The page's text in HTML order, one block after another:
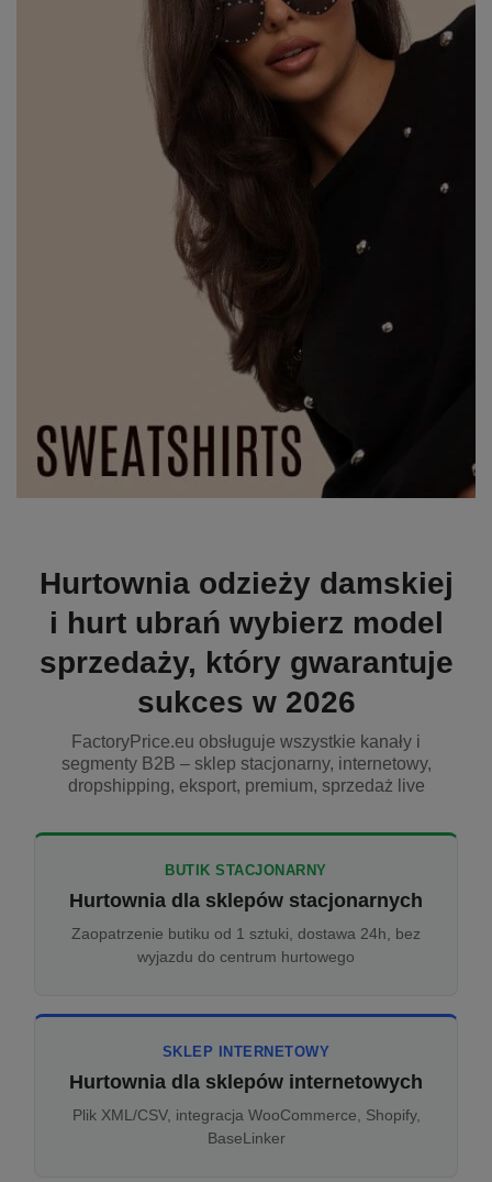
Hurtownia odzieży damskiej
i hurt ubrań wybierz model
sprzedaży, który gwarantuje
sukces w 2026
FactoryPrice.eu obsługuje wszystkie kanały i
segmenty B2B – sklep stacjonarny, internetowy,
dropshipping, eksport, premium, sprzedaż live
BUTIK STACJONARNY
Hurtownia dla sklepów stacjonarnych
Zaopatrzenie butiku od 1 sztuki, dostawa 24h, bez
wyjazdu do centrum hurtowego
SKLEP INTERNETOWY
Hurtownia dla sklepów internetowych
Plik XML/CSV, integracja WooCommerce, Shopify,
BaseLinker